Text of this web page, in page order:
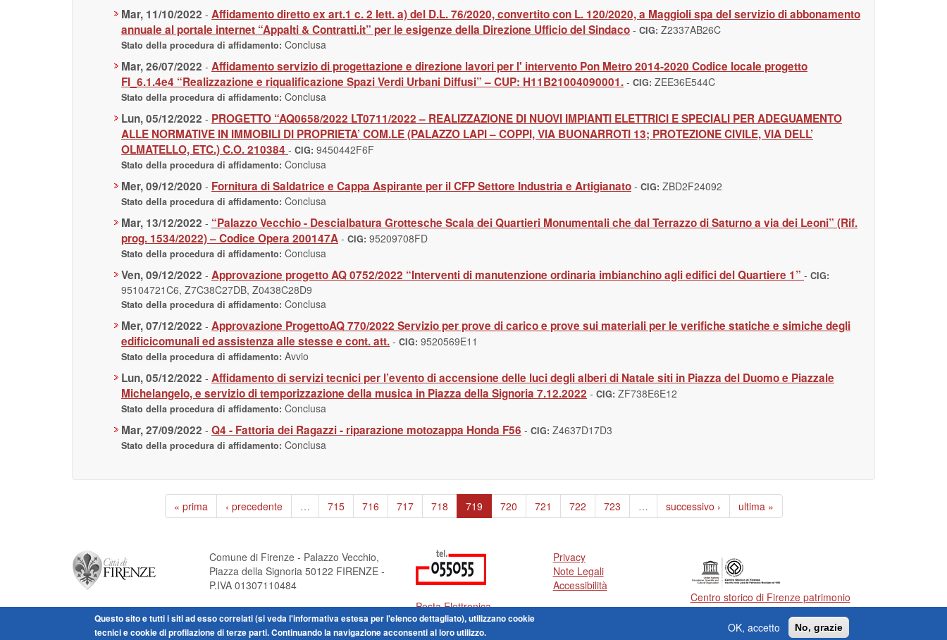
Mar, 11/10/2022 - Affidamento diretto ex art.1 c. 2 lett. a) del D.L. 76/2020, convertito con L. 120/2020, a Maggioli spa del servizio di abbonamento
annuale al portale internet “Appalti & Contratti.it” per le esigenze della Direzione Ufficio del Sindaco - CIG: Z2337AB26C
Stato della procedura di affidamento: Conclusa
Mar, 26/07/2022 - Affidamento servizio di progettazione e direzione lavori per l' intervento Pon Metro 2014-2020 Codice locale progetto
FI_6.1.4e4 “Realizzazione e riqualificazione Spazi Verdi Urbani Diffusi” – CUP: H11B21004090001. - CIG: ZEE36E544C
Stato della procedura di affidamento: Conclusa
Lun, 05/12/2022 - PROGETTO “AQ0658/2022 LT0711/2022 – REALIZZAZIONE DI NUOVI IMPIANTI ELETTRICI E SPECIALI PER ADEGUAMENTO
ALLE NORMATIVE IN IMMOBILI DI PROPRIETA’ COM.LE (PALAZZO LAPI – COPPI, VIA BUONARROTI 13; PROTEZIONE CIVILE, VIA DELL’
OLMATELLO, ETC.) C.O. 210384 - CIG: 9450442F6F
Stato della procedura di affidamento: Conclusa
Mer, 09/12/2020 - Fornitura di Saldatrice e Cappa Aspirante per il CFP Settore Industria e Artigianato - CIG: ZBD2F24092
Stato della procedura di affidamento: Conclusa
Mar, 13/12/2022 - “Palazzo Vecchio - Descialbatura Grottesche Scala dei Quartieri Monumentali che dal Terrazzo di Saturno a via dei Leoni” (Rif.
prog. 1534/2022) – Codice Opera 200147A - CIG: 95209708FD
Stato della procedura di affidamento: Conclusa
Ven, 09/12/2022 - Approvazione progetto AQ 0752/2022 “Interventi di manutenzione ordinaria imbianchino agli edifici del Quartiere 1” - CIG:
95104721C6, Z7C38C27DB, Z0438C28D9
Stato della procedura di affidamento: Conclusa
Mer, 07/12/2022 - Approvazione ProgettoAQ 770/2022 Servizio per prove di carico e prove sui materiali per le verifiche statiche e simiche degli
edificicomunali ed assistenza alle stesse e cont. att. - CIG: 9520569E11
Stato della procedura di affidamento: Avvio
Lun, 05/12/2022 - Affidamento di servizi tecnici per l’evento di accensione delle luci degli alberi di Natale siti in Piazza del Duomo e Piazzale
Michelangelo, e servizio di temporizzazione della musica in Piazza della Signoria 7.12.2022 - CIG: ZF738E6E12
Stato della procedura di affidamento: Conclusa
Mar, 27/09/2022 - Q4 - Fattoria dei Ragazzi - riparazione motozappa Honda F56 - CIG: Z4637D17D3
Stato della procedura di affidamento: Conclusa
« prima ‹ precedente … 715 716 717 718 719 720 721 722 723 … successivo › ultima »
Comune di Firenze - Palazzo Vecchio,
Piazza della Signoria 50122 FIRENZE -
P.IVA 01307110484
Posta Elettronica
Certificata
Privacy
Note Legali
Accessibilità
Centro storico di Firenze patrimonio
dell'Umanità
Questo sito e tutti i siti ad esso correlati (si veda l'informativa estesa per l'elenco dettagliato), utilizzano cookie
tecnici e cookie di profilazione di terze parti. Continuando la navigazione acconsenti al loro utilizzo.
OK, accetto No, grazie